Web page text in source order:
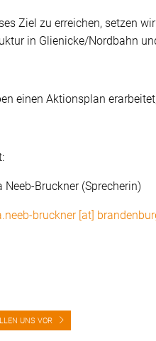
Ziel zu erreichen, setzen
in Glienicke/Nordbahn
einen Aktionsplan
Neeb-Bruckner (Sprecherin)
bruckner [at]
UNS VOR